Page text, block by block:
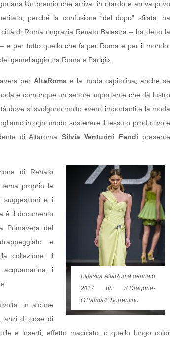
premio che arriva in ritardo e arriva privo
perché la confusione “del dopo” sfilata, ha
di Roma ringrazia Renato Balestra – ha detto la
e per tutto quello che fa per Roma e per il mondo.
gemellaggio tra Roma e Parigi».
per AltaRoma e la moda capitolina, anche se
è comunque un settore importante che dà lustro
dove si svolgono molto eventi importanti e la moda
in ogni modo sostenere il tessuto produttivo e
di Altaroma Silvia Venturini Fendi presente
Balestra AltaRoma gennaio
2017 ph S.Dragone-
G.Palma/L.Sorrentino
di Renato
proprio la
suggestioni e i
è il documento
Primavera del
e
collezione: il
i
in alcune
anzi di cose di
e inserti, effetto maculato, o quello lungo color